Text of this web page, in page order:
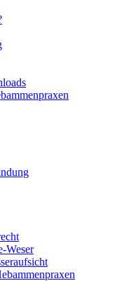
Weser